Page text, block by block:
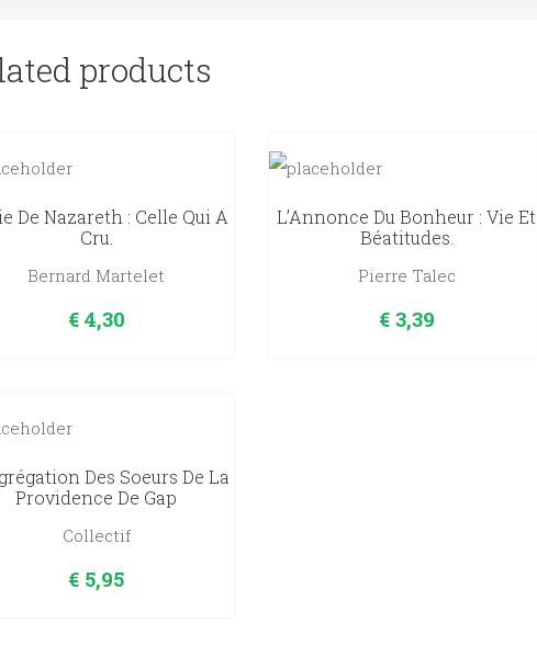
products
De Nazareth : Celle Qui A
Cru.
Bernard Martelet
€4,30
L’Annonce Du Bonheur : Vie Et
Béatitudes.
Pierre Talec
€3,39
Des Soeurs De La
Providence De Gap
Collectif
€ 5,95